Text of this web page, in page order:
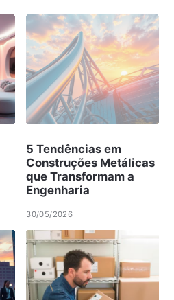
5 Tendências em
Construções Metálicas
que Transformam a
Engenharia
30/05/2026